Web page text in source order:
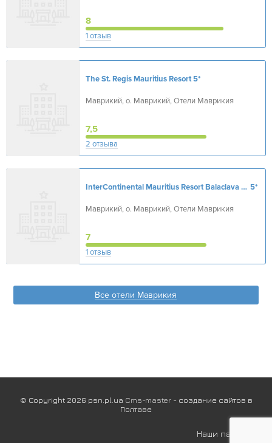
8
1 отзыв
The St. Regis Mauritius Resort5*
Маврикий, о. Маврикий, Отели Маврикия
7,5
2 отзыва
InterContinental Mauritius Resort Balaclava Fort 5*
Маврикий, о. Маврикий, Отели Маврикия
7
1 отзыв
Все отели Маврикия
© Copyright 2026 psn.pl.ua Cms-master- создание сайтов в
Полтаве
Наши партнеры